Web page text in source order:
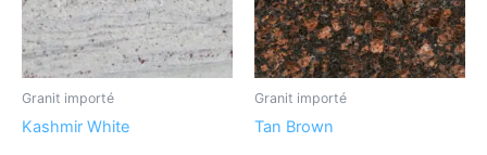
Granit importé
Kashmir White
Granit importé
Tan Brown